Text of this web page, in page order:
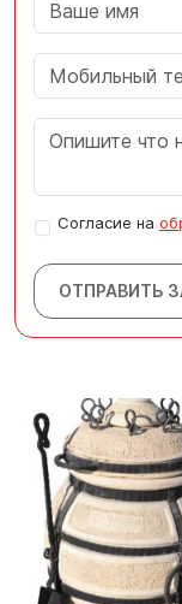
Согласие на
ОТПРАВИТЬ